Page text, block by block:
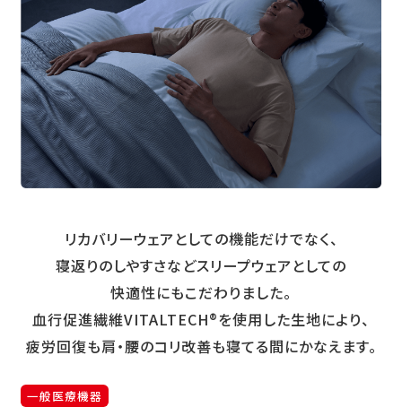
リカバリーウェアとしての機能だけでなく、
寝返りのしやすさなどスリープウェアとしての
快適性にもこだわりました。
血行促進繊維VITALTECH®を使用した生地により、
疲労回復も肩・腰のコリ改善も寝てる間にかなえます。
一般医療機器